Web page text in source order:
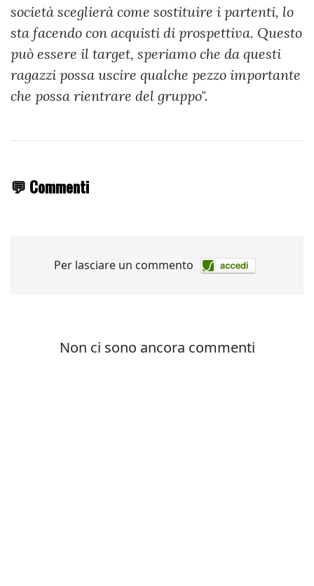
società sceglierà come sostituire i partenti, lo
sta facendo con acquisti di prospettiva. Questo
può essere il target, speriamo che da questi
ragazzi possa uscire qualche pezzo importante
che possa rientrare del gruppo".
💬 Commenti